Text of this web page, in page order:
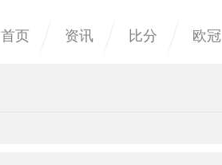
首页 资讯 比分 欧冠